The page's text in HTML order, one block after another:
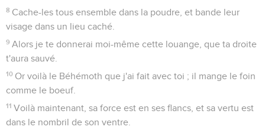
8 Cache-les tous ensemble dans la poudre, et bande leur
visage dans un lieu caché.
9 Alors je te donnerai moi-même cette louange, que ta droite
t'aura sauvé.
10 Or voilà le Béhémoth que j'ai fait avec toi ; il mange le foin
comme le boeuf.
11 Voilà maintenant, sa force est en ses flancs, et sa vertu est
dans le nombril de son ventre.